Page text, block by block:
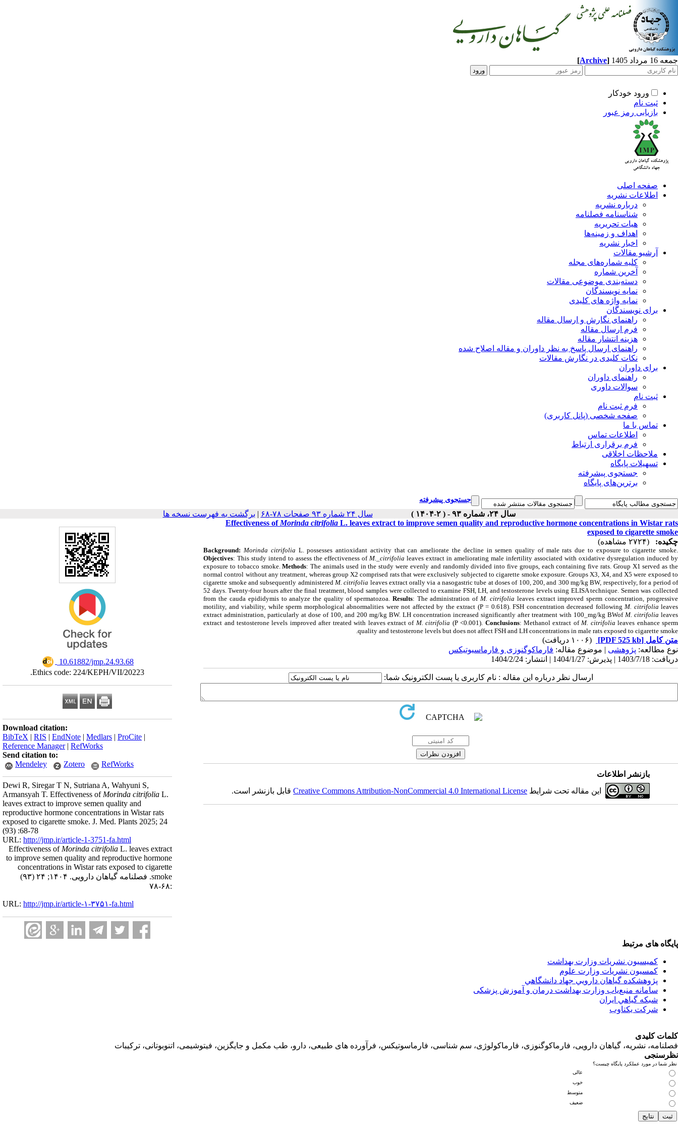
جمعه 16 مرداد 1405 [Archive]
ورود خودکار
ثبت نام
بازیابی رمز عبور
صفحه اصلی
اطلاعات نشریه
درباره نشریه
شناسنامه فصلنامه
هیات تحریریه
اهداف و زمینه‌ها
اخبار نشریه
آرشیو مقالات
کلیه شماره‌های مجله
آخرین شماره
دسته‌بندی موضوعی مقالات
نمایه نویسندگان
نمایه واژه های کلیدی
برای نویسندگان
راهنمای نگارش و ارسال مقاله
فرم ارسال مقاله
هزینه انتشار مقاله
راهنمای ارسال پاسخ به نظر داوران و مقاله اصلاح شده
نکات کلیدی در نگارش مقالات
برای داوران
راهنمای داوران
سوالات داوری
ثبت نام
فرم ثبت نام
صفحه شخصی (پانل کاربری)
تماس با ما
اطلاعات تماس
فرم برقراری ارتباط
ملاحظات اخلاقی
تسهیلات پایگاه
جستجوی پیشرفته
برترین‌های پایگاه
جستجوی پیشرفته
سال ۲۴، شماره ۹۳ - ( ۲-۱۴۰۴ ) سال ۲۴ شماره ۹۳ صفحات ۷۸-۶۸ | برگشت به فهرست نسخه ها
‎ 10.61882/jmp.24.93.68
Ethics code: 224/KEPH/VII/20223.
Download citation:
BibTeX | RIS | EndNote | Medlars | ProCite |
Reference Manager| RefWorks
Send citation to:
Mendeley
Zotero RefWorks
Dewi R, Siregar T N, Sutriana A, Wahyuni S,
Armansyah T. Effectiveness of Morinda citrifolia L.
leaves extract to improve semen quality and
reproductive hormone concentrations in Wistar rats
exposed to cigarette smoke. J. Med. Plants 2025; 24
(93) :68-78
URL: http://jmp.ir/article-1-3751-fa.html
Effectiveness of Morinda citrifolia L. leaves extract
to improve semen quality and reproductive hormone
concentrations in Wistar rats exposed to cigarette
smoke. فصلنامه گياهان دارویی. ۱۴۰۴; ۲۴ (۹۳)
:۶۸-۷۸
URL: http://jmp.ir/article-۱-۳۷۵۱-fa.html
Effectiveness of Morinda citrifolia L. leaves extract to improve semen quality and reproductive hormone concentrations in Wistar rats
exposed to cigarette smoke
چکیده:
(۲۷۲۴ مشاهده)
Background: Morinda citrifolia L. possesses antioxidant activity that can ameliorate the decline in semen quality of male rats due to exposure to cigarette smoke.
Objectives: This study intend to assess the effectiveness ofM._citrifolia leaves extract in ameliorating male infertility associated with oxidative dysregulation induced by
exposure to tobacco smoke.Methods: The animals used in the study were evenly and randomly divided into five groups, each containing five rats. Group X1 served as the
normal control without any treatment, whereas group X2 comprised rats that were exclusively subjected to cigarette smoke exposure. Groups X3, X4, and X5 were exposed to
cigarette smoke and subsequently administered M. citrifolia leaves extract orally via a nasogastric tube at doses of 100, 200, and 300 mg/kg BW, respectively, for a period of
52 days. Twenty-four hours after the final treatment, blood samples were collected to examine FSH, LH, and testosterone levels using ELISA technique. Semen was collected
from the cauda epididymis to analyze the quality of spermatozoa. Results: The administration ofM. citrifolia leaves extract improved sperm concentration, progressive
motility, and viability, while sperm morphological abnormalities were not affected by the extract (P = 0.618). FSH concentration decreased followingM. citrifolialeaves
extract administration, particularly at dose of 100, and 200 mg/kg BW. LH concentration increased significantly after treatment with 100_mg/kg BWofM. citrifolialeaves
extract and testosterone levels improved after treated with leaves extract of M. citrifolia (P <0.001). Conclusions: Methanol extract ofM. citrifolialeaves enhance sperm
quality and testosterone levels but does not affect FSH and LH concentrations in male rats exposed to cigarette smoke.
متن کامل [PDF 525 kb]
(۱۰۰۶ دریافت)
نوع مطالعه: پژوهشی | موضوع مقاله: فارماكوگنوزی و فارماسيوتيكس
دریافت: 1403/7/18 | پذیرش: 1404/1/27 | انتشار: 1404/2/24
ارسال نظر درباره این مقاله : نام کاربری یا پست الکترونیک شما:
بازنشر اطلاعات
این مقاله تحت شرایط Creative Commons Attribution-NonCommercial 4.0 International Licenseقابل بازنشر است.
پایگاه های مرتبط
کمیسیون نشریات وزارت بهداشت
کمسیون نشریات وزارت علوم
پژوهشكده گياهان دارويي جهاد دانشگاهي
سامانه منبع‌ياب وزارت بهداشت درمان و آموزش پزشکی
شبكه گياهي ايران
شرکت یکتاوب
کلمات کلیدی
فصلنامه، نشریه، گیاهان دارویی، فارماکوگنوزی، فارماکولوژی، سم شناسی، فارماسوتیکس، فرآورده های طبیعی، دارو، طب مکمل و جایگزین، فیتوشیمی، اتنوبوتانی، ترکیبات
نظرسنجی
نظر شما در مورد عملکرد پایگاه چیست؟
عالی
خوب
متوسط
ضعیف